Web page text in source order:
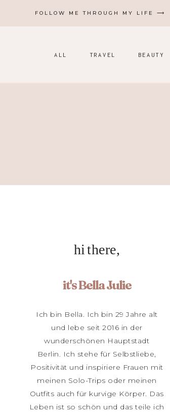
FOLLOW ME THROUGH MY LIFE ⟶
ALL TRAVEL BEAUTY
hi there,
it's Bella Julie
Ich bin Bella. Ich bin 29 Jahre alt
und lebe seit 2016 in der
wunderschönen Hauptstadt
Berlin. Ich stehe für Selbstliebe,
Positivität und inspiriere Frauen mit
meinen Solo-Trips oder meinen
Outfits auch für kurvige Körper. Das
Leben ist so schön und das teile ich